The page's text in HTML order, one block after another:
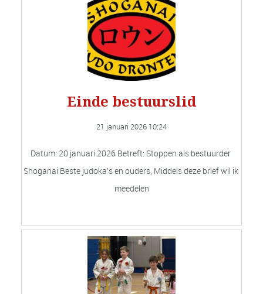
Einde bestuurslid
21 januari 2026 10:24
Datum: 20 januari 2026 Betreft: Stoppen als bestuurder
Shoganai Beste judoka’s en ouders, Middels deze brief wil ik
meedelen